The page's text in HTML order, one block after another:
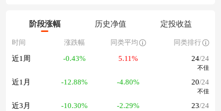
阶段涨幅 历史净值 定投收益
时间 涨跌幅 同类平均 同类排行
近1周 -0.43% 5.11% 24/24
不佳
近1月 -12.88% -4.80% 20/24
不佳
近3月 -10.30% -2.29% 23/24